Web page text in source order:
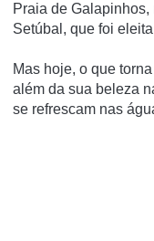
Praia de
Setúbal, que foi
Mas hoje, o que
além da sua beleza
se refrescam nas